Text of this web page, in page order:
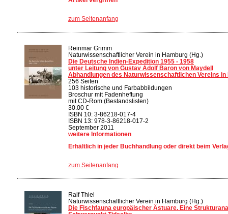
zum Seitenanfang
Reinmar Grimm
Naturwissenschaftlicher Verein in Hamburg (Hg.)
Die Deutsche Indien-Expedition 1955 - 1958
unter Leitung von Gustav Adolf Baron von Maydell
Abhandlungen des Naturwissenschaftlichen Vereins in
256 Seiten
103 historische und Farbabbildungen
Broschur mit Fadenheftung
mit CD-Rom (Bestandslisten)
30.00 €
ISBN 10: 3-86218-017-4
ISBN 13: 978-3-86218-017-2
September 2011
weitere Informationen
Erhältlich in jeder Buchhandlung oder direkt beim
zum Seitenanfang
Ralf Thiel
Naturwissenschaftlicher Verein in Hamburg (Hg.)
Die Fischfauna europäischer Ästuare. Eine